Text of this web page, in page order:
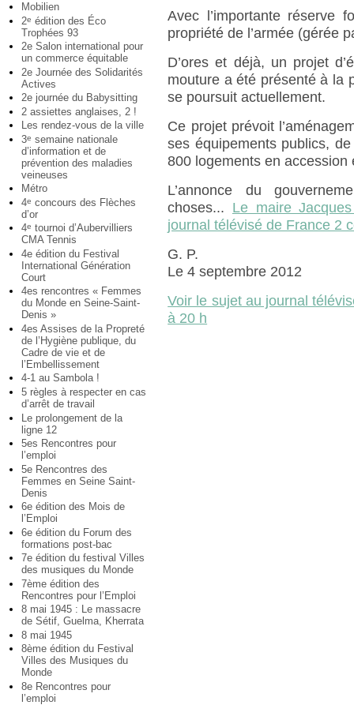
Mobilien
2e édition des Éco
Trophées 93
2e Salon international pour
un commerce équitable
2e Journée des Solidarités
Actives
2e journée du Babysitting
2 assiettes anglaises, 2 !
Les rendez-vous de la ville
3e semaine nationale
d’information et de
prévention des maladies
veineuses
Métro
4e concours des Flèches
d’or
4e tournoi d’Aubervilliers
CMA Tennis
4e édition du Festival
International Génération
Court
4es rencontres « Femmes
du Monde en Seine-Saint-
Denis »
4es Assises de la Propreté
de l’Hygiène publique, du
Cadre de vie et de
l’Embellissement
4-1 au Sambola !
5 règles à respecter en cas
d’arrêt de travail
Le prolongement de la
ligne 12
5es Rencontres pour
l’emploi
5e Rencontres des
Femmes en Seine Saint-
Denis
6e édition des Mois de
l’Emploi
6e édition du Forum des
formations post-bac
7e édition du festival Villes
des musiques du Monde
7ème édition des
Rencontres pour l’Emploi
8 mai 1945 : Le massacre
de Sétif, Guelma, Kherrata
8 mai 1945
8ème édition du Festival
Villes des Musiques du
Monde
8e Rencontres pour
l’emploi
Avec l’importante réserve
propriété de l’armée (gérée
D’ores et déjà, un projet
mouture a été présenté à la
se poursuit actuellement.
Ce projet prévoit
ses équipements publics,
800 logements en accession
L’annonce du
choses... Le maire
journal télévisé de France 2
G. P.
Le 4 septembre 2012
Voir le sujet au journal
à 20 h